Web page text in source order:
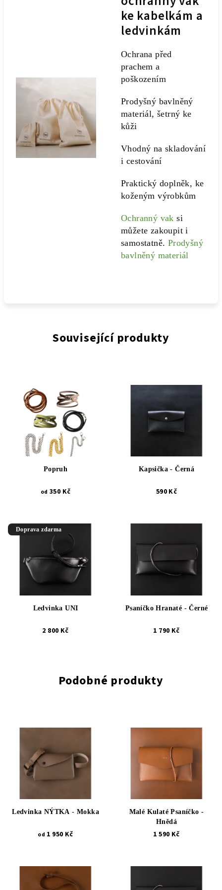
ke kabelkám a
ledvinkám
Ochrana před
prachem a
poškozením
Prodyšný bavlněný
materiál, šetrný ke
kůži
Vhodný na skladování
i cestování
Praktický doplněk, ke
koženým výrobkům
Ochranný vak si
můžete zakoupit i
samostatně. Prodyšný
bavlněný materiál
Související produkty
Popruh
od 350 Kč
Kapsička - Černá
590 Kč
Doprava zdarma
Ledvinka UNI
2 800 Kč
Psaníčko Hranaté - Černé
1 790 Kč
Podobné produkty
Ledvinka NÝTKA - Mokka
od 1 950 Kč
Malé Kulaté Psaníčko -
Hnědá
1 590 Kč